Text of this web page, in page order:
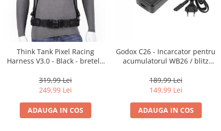
Filme foto si scanere film
Materiale foto alb-negru
Aparate foto unica folosinta
Filme instant FUJI INSTAX
diapozitive 35mm color
diapozitive late 120mm color
Think Tank Pixel Racing
Harness V3.0 - Black - bretele
319,99 Lei
249,99 Lei
ADAUGA IN COS
Godox C26 - Incarcator pentru
acumulatorul WB26 / blitz
189,99 Lei
149,99 Lei
ADAUGA IN COS